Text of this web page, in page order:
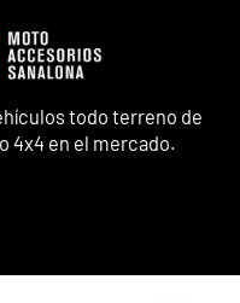
todo terreno de
4x4 en el mercado.